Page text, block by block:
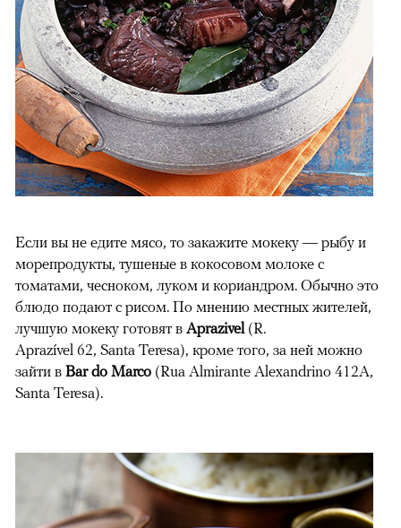
Если вы не едите мясо, то закажите мокеку — рыбу и
морепродукты, тушеные в кокосовом молоке с
томатами, чесноком, луком и кориандром. Обычно это
блюдо подают с рисом. По мнению местных жителей,
лучшую мокеку готовят в Aprazivel (R.
Aprazível 62, Santa Teresa), кроме того, за ней можно
зайти в Bar do Marco (Rua Almirante Alexandrino 412A,
Santa Teresa).